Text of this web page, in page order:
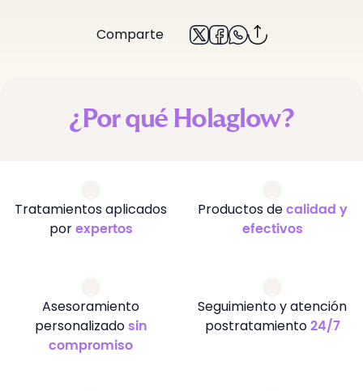
Comparte
¿Por qué Holaglow?
Tratamientos aplicados
por expertos
Productos de calidad y
efectivos
Asesoramiento
personalizado sin
compromiso
Seguimiento y atención
postratamiento 24/7